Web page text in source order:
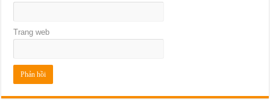
Trang web